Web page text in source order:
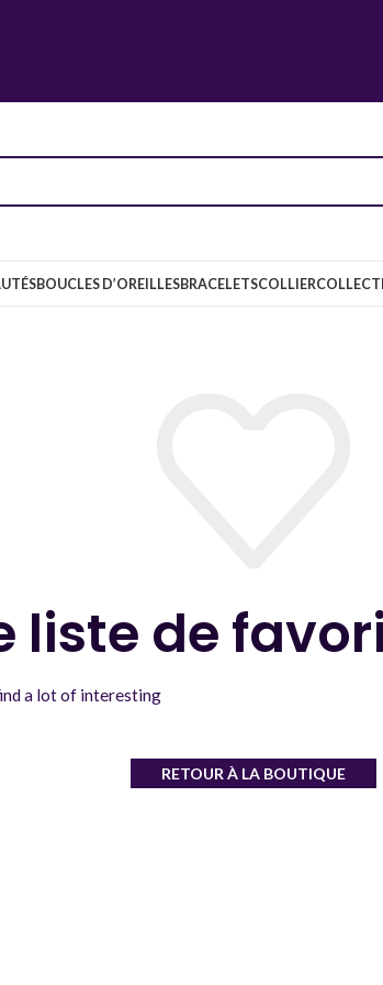
BOUCLES D’OREILLESBRACELETSCOLLIER
liste de
a lot of interesting
RETOUR À LA BOUTIQUE